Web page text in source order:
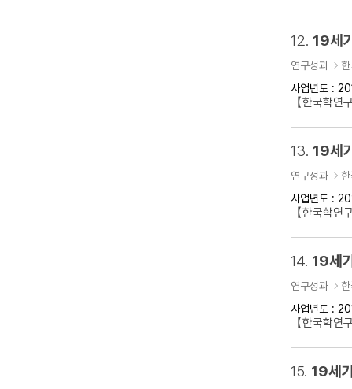
12. 19세
연구성과
사업년도 :
【한국학
13. 19세
연구성과
사업년도 :
【한국학
14. 19세
연구성과
사업년도 :
【한국학
15. 19세